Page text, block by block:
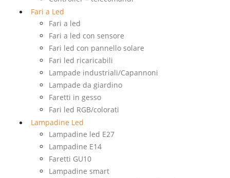
Fari a Led
Fari a led
Fari a led con sensore
Fari led con pannello solare
Fari led ricaricabili
Lampade industriali/Capannoni
Lampade da giardino
Faretti in gesso
Fari led RGB/colorati
Lampadine Led
Lampadine led E27
Lampadine E14
Faretti GU10
Lampadine smart